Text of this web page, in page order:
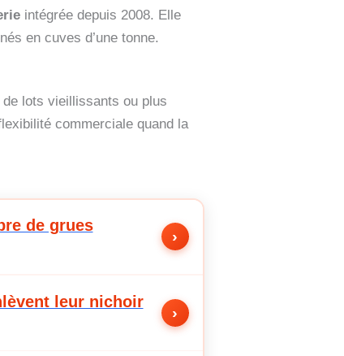
intégrée depuis 2008. Elle
en cuves d’une tonne.
lots vieillissants ou plus
commerciale quand la
de grues
›
leur nichoir
›